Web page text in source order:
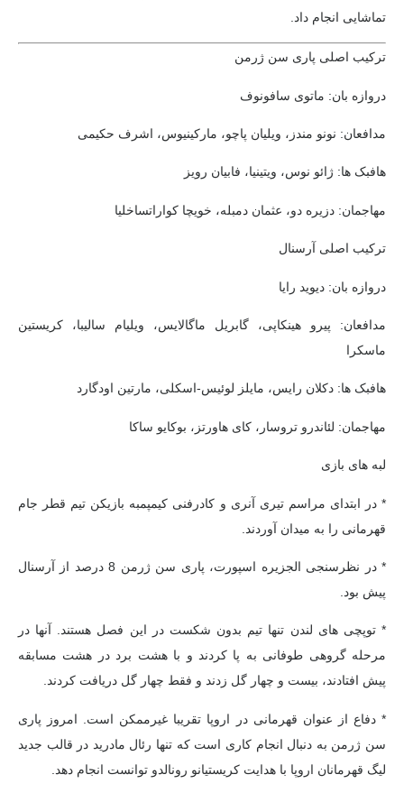
تماشایی انجام داد.
ترکیب اصلی پاری سن ژرمن
دروازه بان: ماتوی سافونوف
مدافعان: نونو مندز، ویلیان پاچو، مارکینیوس، اشرف حکیمی
هافبک ها: ژائو نوس، ویتینیا، فابیان رویز
مهاجمان: دزیره دو، عثمان دمبله، خویچا کواراتساخلیا
ترکیب اصلی آرسنال
دروازه بان: دیوید رایا
مدافعان: پیرو هینکاپی، گابریل ماگالایس، ویلیام سالیبا، کریستین
ماسکرا
هافبک ها: دکلان رایس، مایلز لوئیس-اسکلی، مارتین اودگارد
مهاجمان: لئاندرو تروسار، کای هاورتز، بوکایو ساکا
لبه های بازی
* در ابتدای مراسم تیری آنری و کادرفنی کیمپمبه بازیکن تیم قطر جام
قهرمانی را به میدان آوردند.
* در نظرسنجی الجزیره اسپورت، پاری سن ژرمن 8 درصد از آرسنال
پیش بود.
* توپچی های لندن تنها تیم بدون شکست در این فصل هستند. آنها در
مرحله گروهی طوفانی به پا کردند و با هشت برد در هشت مسابقه
پیش افتادند، بیست و چهار گل زدند و فقط چهار گل دریافت کردند.
* دفاع از عنوان قهرمانی در اروپا تقریبا غیرممکن است. امروز پاری
سن ژرمن به دنبال انجام کاری است که تنها رئال مادرید در قالب جدید
لیگ قهرمانان اروپا با هدایت کریستیانو رونالدو توانست انجام دهد.